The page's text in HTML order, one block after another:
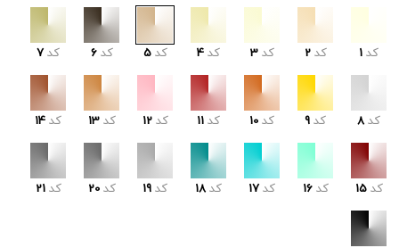
کد 1 کد 2 کد 3 کد 4 کد 5 کد 6 کد 7
کد 8 کد 9 کد 10 کد 11 کد 12 کد 13 کد 14
کد 15 کد 16 کد 17 کد 18 کد 19 کد 20 کد 21